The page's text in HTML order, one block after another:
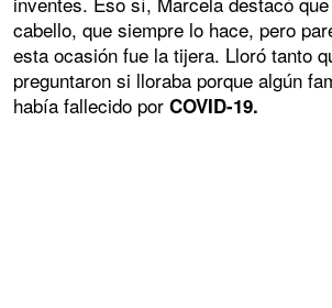
cabello, que siempre lo hace, pero
esta ocasión fue la tijera. Lloró tanto
preguntaron si lloraba porque algún
había fallecido por COVID-19.